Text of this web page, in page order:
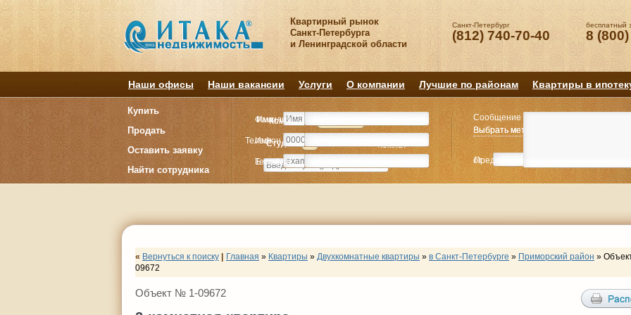
Квартирный рынок
Санкт-Петербурга
и Ленинградской области
Санкт-Петербург
(812) 740-70-40
бесплатный
8
Наши офисы Наши вакансии Услуги О компании Лучшие по районам Квартиры в
Купить
Продать
Оставить заявку
Найти сотрудника
Комнату
Студия Комнат
Выбрать метро
от
Комнату
Студия Комнат
Выбрать метро
Предпочитаемая цена
Имя
Телефон
E-mail
Сообщение
Фамилия
Имя
Телефон
« Вернуться к поиску Главная » Квартиры » Двухкомнатные квартиры » в Санкт-Петербурге » Приморский район »
09672
Объект № 1-09672